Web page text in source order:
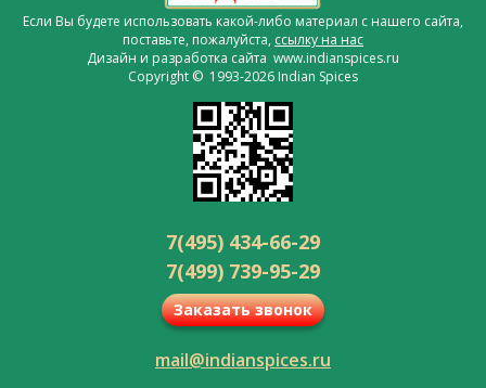
Если Вы будете использовать какой-либо материал с нашего сайта,
поставьте, пожалуйста, ссылку на нас
Дизайн и разработка сайта www.indianspices.ru
Copyright © 1993-2026 Indian Spices
7(495) 434-66-29
7(499) 739-95-29
Заказать звонок
mail@indianspices.ru